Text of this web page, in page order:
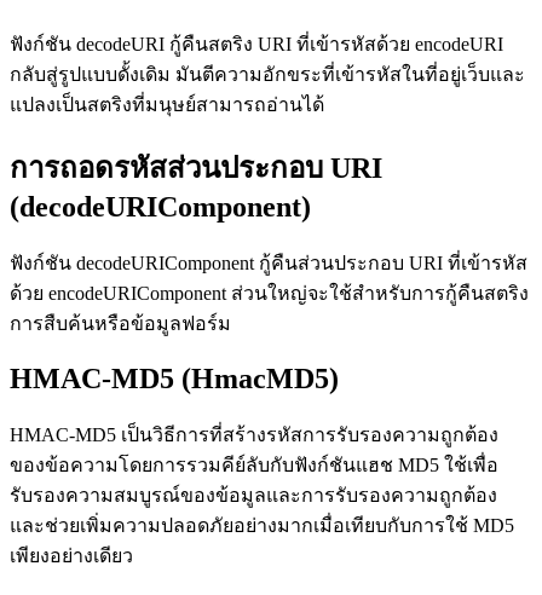
ฟังก์ชัน decodeURI กู้คืนสตริง URI ที่เข้ารหัสด้วย encodeURI
กลับสู่รูปแบบดั้งเดิม มันตีความอักขระที่เข้ารหัสในที่อยู่เว็บและ
แปลงเป็นสตริงที่มนุษย์สามารถอ่านได้
การถอดรหัสส่วนประกอบ URI
(decodeURIComponent)
ฟังก์ชัน decodeURIComponent กู้คืนส่วนประกอบ URI ที่เข้ารหัส
ด้วย encodeURIComponent ส่วนใหญ่จะใช้สำหรับการกู้คืนสตริง
การสืบค้นหรือข้อมูลฟอร์ม
HMAC-MD5 (HmacMD5)
HMAC-MD5 เป็นวิธีการที่สร้างรหัสการรับรองความถูกต้อง
ของข้อความโดยการรวมคีย์ลับกับฟังก์ชันแฮช MD5 ใช้เพื่อ
รับรองความสมบูรณ์ของข้อมูลและการรับรองความถูกต้อง
และช่วยเพิ่มความปลอดภัยอย่างมากเมื่อเทียบกับการใช้ MD5
เพียงอย่างเดียว